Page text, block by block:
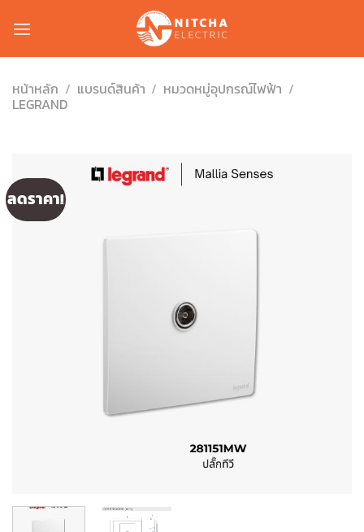
หน้าหลัก / แบรนด์สินค้า / หมวดหมู่อุปกรณ์ไฟฟ้า /
LEGRAND
ลดราคา!